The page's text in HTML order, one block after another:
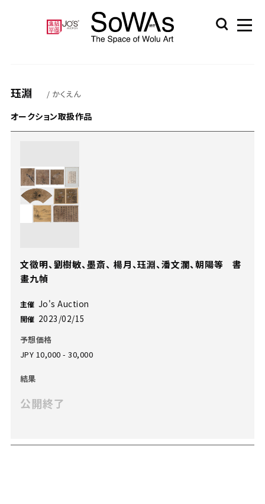
珏淵 / かくえん
オークション取扱作品
文徵明、劉樹敏、墨斎、 楊月、珏淵、潘文瀾、朝陽等 書
畫九幀
主催 Jo's Auction
開催 2023/02/15
予想価格
JPY 10,000 - 30,000
結果
公開終了